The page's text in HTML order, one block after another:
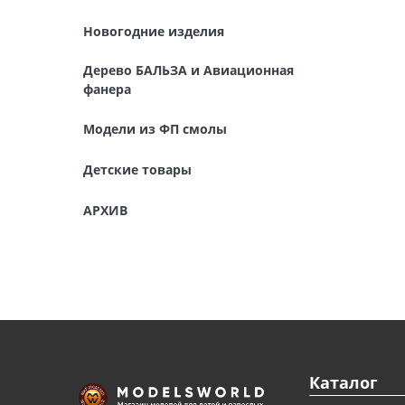
АРХИВ
Новогодние изделия
Дерево БАЛЬЗА и Авиационная
фанера
Модели из ФП смолы
Детские товары
АРХИВ
Каталог